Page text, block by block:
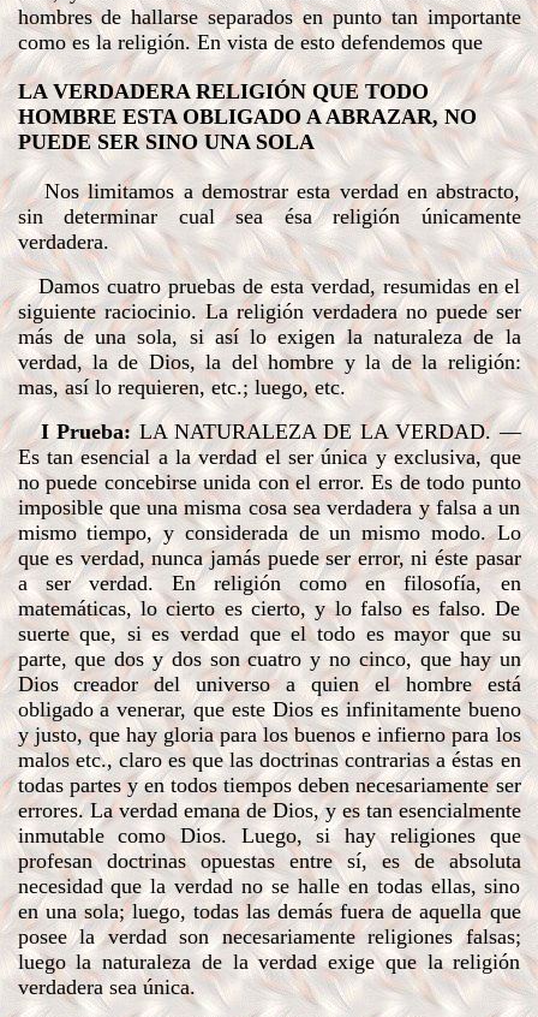
hombres de hallarse separados en punto tan importante
como es la religión. En vista de esto defendemos que
LA VERDADERA RELIGIÓN QUE TODO
HOMBRE ESTA OBLIGADO A ABRAZAR, NO
PUEDE SER SINO UNA SOLA
Nos limitamos a demostrar esta verdad en abstracto,
sin determinar cual sea ésa religión únicamente
verdadera.
Damos cuatro pruebas de esta verdad, resumidas en el
siguiente raciocinio. La religión verdadera no puede ser
más de una sola, si así lo exigen la naturaleza de la
verdad, la de Dios, la del hombre y la de la religión:
mas, así lo requieren, etc.; luego, etc.
I Prueba:LA NATURALEZA DE LA VERDAD. —
Es tan esencial a la verdad el ser única y exclusiva, que
no puede concebirse unida con el error. Es de todo punto
imposible que una misma cosa sea verdadera y falsa a un
mismo tiempo, y considerada de un mismo modo. Lo
que es verdad, nunca jamás puede ser error, ni éste pasar
a ser verdad. En religión como en filosofía, en
matemáticas, lo cierto es cierto, y lo falso es falso. De
suerte que, si es verdad que el todo es mayor que su
parte, que dos y dos son cuatro y no cinco, que hay un
Dios creador del universo a quien el hombre está
obligado a venerar, que este Dios es infinitamente bueno
y justo, que hay gloria para los buenos e infierno para los
malos etc., claro es que las doctrinas contrarias a éstas en
todas partes y en todos tiempos deben necesariamente ser
errores. La verdad emana de Dios, y es tan esencialmente
inmutable como Dios. Luego, si hay religiones que
profesan doctrinas opuestas entre sí, es de absoluta
necesidad que la verdad no se halle en todas ellas, sino
en una sola; luego, todas las demás fuera de aquella que
posee la verdad son necesariamente religiones falsas;
luego la naturaleza de la verdad exige que la religión
verdadera sea única.